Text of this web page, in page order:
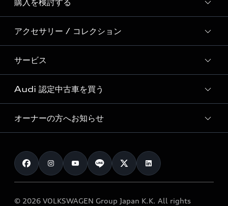
Audi Sport
Formula 1®
デジタルサービス
ディーラー検索
新車在庫検索
試乗車・展示車検索
見積り依頼
試乗予約
購入を検討する
モデル一覧
特別仕様モデル / 限定モデル
e-tronラインアップ
価格シミュレーション
車両比較
カタログ一覧
アクセサリー / コレクション
純正アクセサリー
オンラインショップ
Audi collection
アウディナビアプリ
サービス
サービス入庫予約
サービスプログラム
メンテナンス
車検 / 定期点検
e-tronアフターサポート
Audi 認定中古車を買う
Audi認定中古車
クオリティ
保証
メンテナンス
オーナーの方へお知らせ
お知らせ
オーナー様向けキャンペーン
© 2026 VOLKSWAGEN Group Japan K.K. All rights